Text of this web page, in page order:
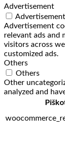
Advertisement
Advertisement
Advertisement
relevant ads and
visitors across
customized ads.
Others
Others
Other
analyzed and